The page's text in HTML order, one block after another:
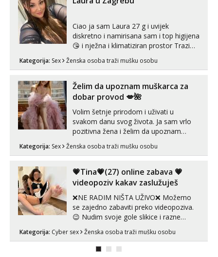
Ciao ja sam Laura 27 g i uvijek
diskretno i namirisana sam i top higijena
😘 i nježna i klimatiziran prostor Trazim
Pusenje i gutanje sperme Erotsko rublje
tijelu Iskljucivo neradim analni !!! I
neljubim se Wha...
Kategorija: Sex Ženska osoba traži mušku osobu
Želim da upoznam muškarca za
dobar provod 💋🌺
Volim šetnje prirodom i uživati u
svakom danu svog života. Ja sam vrlo
pozitivna žena i želim da upoznam
može i nešto više.💋🌺 Klikni na link
Kategorija: Sex Ženska osoba traži mušku osobu
💗Tina💗(27) online zabava 💗
videopoziv kakav zaslužuješ
❌NE RADIM NIŠTA UŽIVO❌ Možemo
se zajedno zabaviti preko videopoziva.
😉 Nudim svoje gole slikice i razne
videouradke. 🤩 Za online zabavu pošalji
poruku na Whatsapp, Telegram ili Viber.
Kategorija: Cyber sex Ženska osoba traži mušku osobu